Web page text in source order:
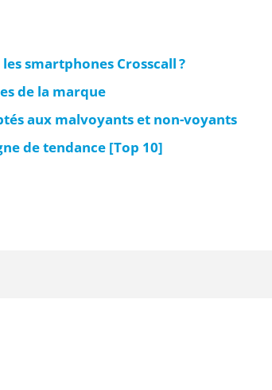
smartphones Crosscall ?
de la marque
aux malvoyants et non-voyants
de tendance [Top 10]